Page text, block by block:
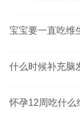
宝宝要一直吃维
什么时候补充脑
怀孕12周吃什么